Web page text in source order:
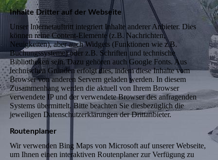
Inhalte Dritter auf der Webseite
Unser Internetauftritt integriert Inhalte anderer Anbieter. Dies
können reine Content-Elemente (z.B. Nachrichten,
Neuigkeiten), aber auch Widgets (Funktionen wie z.B.
Buchungssysteme) oder z.B. Schriften und technische
Bibliotheken sein. Dazu gehören auch Google Fonts. Aus
technischen Gründen erfolgt dies, indem diese Inhalte vom
Browser von anderen Servern geladen werden. In diesem
Zusammenhang werden die aktuell von Ihrem Browser
verwendete IP und der verwendete Browser des anfragenden
Systems übermittelt. Bitte beachten Sie diesbezüglich die
jeweiligen Datenschutzerklärungen der Drittanbieter.
Routenplaner
Wir verwenden Bing Maps von Microsoft auf unserer Webseite,
um Ihnen einen interaktiven Routenplaner zur Verfügung zu